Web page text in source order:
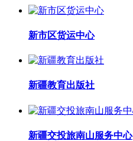
新市区货运中心
新疆教育出版社
新疆交投旅南山服务中心